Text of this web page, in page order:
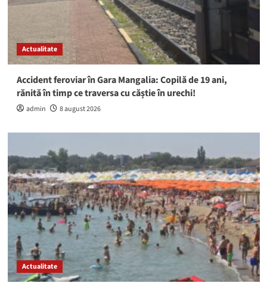
Actualitate
Accident feroviar în Gara Mangalia: Copilă de 19 ani,
rănită în timp ce traversa cu căștie în urechi!
admin 8 august 2026
Actualitate